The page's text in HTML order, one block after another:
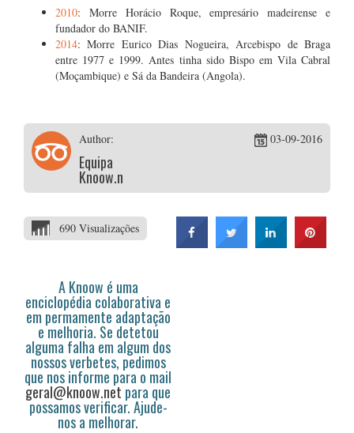
2010: Morre Horácio Roque, empresário madeirense e
fundador do BANIF.
2014: Morre Eurico Dias Nogueira, Arcebispo de Braga
entre 1977 e 1999. Antes tinha sido Bispo em Vila Cabral
(Moçambique) e Sá da Bandeira (Angola).
Author:
Equipa
Knoow.net
03-09-2016
690 Visualizações
A Knoow é uma
enciclopédia colaborativa e
em permamente adaptação
e melhoria. Se detetou
alguma falha em algum dos
nossos verbetes, pedimos
que nos informe para o mail
geral@knoow.net para que
possamos verificar. Ajude-
nos a melhorar.